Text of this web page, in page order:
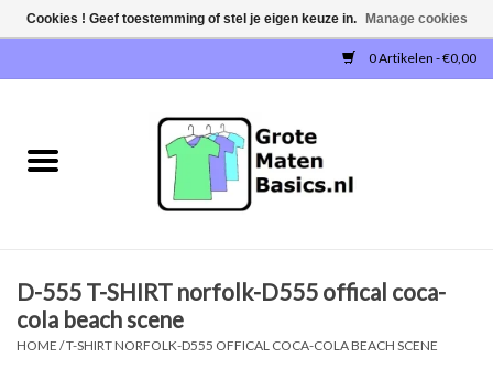
0 Artikelen - €0,00
NIEUW!
SWEATERS / SWEATVESTEN
POLOSHIRTS
D-555 T-SHIRT norfolk-D555 offical coca-
cola beach scene
HOME /T-SHIRT NORFOLK-D555 OFFICAL COCA-COLA BEACH SCENE
Cookies ! Geef toestemming of stel je eigen keuze in. Manage cookies